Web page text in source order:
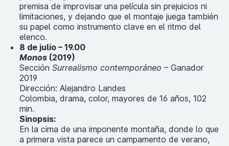
premisa de improvisar una película sin prejuicios ni
limitaciones, y dejando que el montaje juega también
su papel como instrumento clave en el ritmo del
elenco.
8 de julio – 19.00
Monos (2019)
Sección Surrealismo contemporáneo – Ganador
2019
Dirección: Alejandro Landes
Colombia, drama, color, mayores de 16 años, 102
min.
Sinopsis:
En la cima de una imponente montaña, donde lo que
a primera vista parece un campamento de verano,